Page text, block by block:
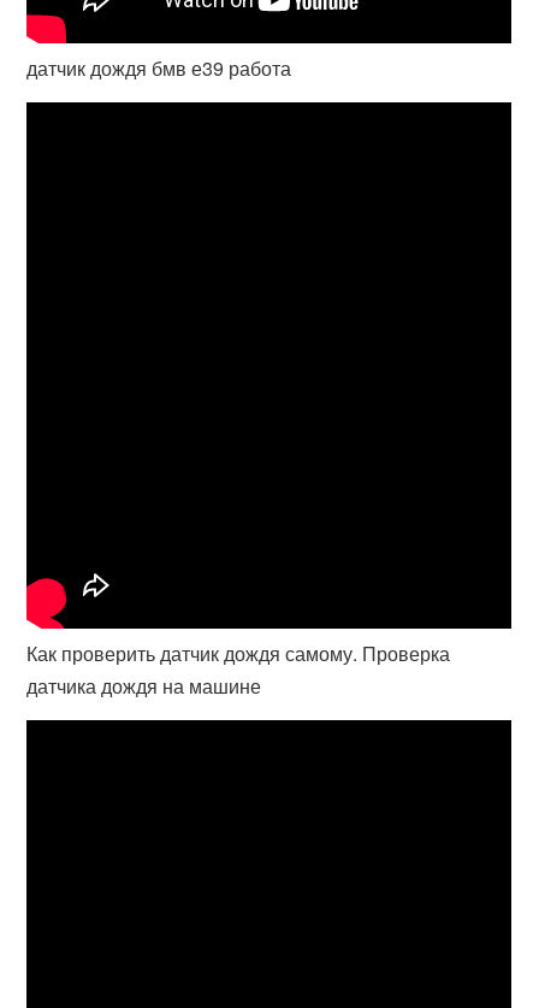
датчик дождя бмв е39 работа
Как проверить датчик дождя самому. Проверка
датчика дождя на машине